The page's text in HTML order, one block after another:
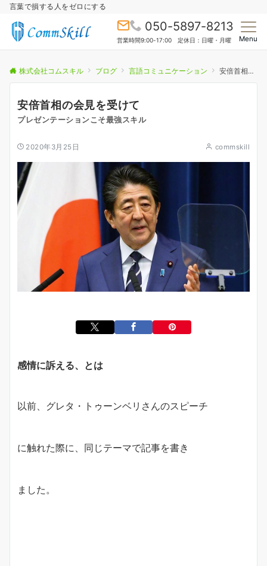
言葉で損する人をゼロにする
050-5897-8213
営業時間9:00-17:00 定休日：日曜・月曜 Menu
株式会社コムスキル ブログ 言語コミュニケーション 安倍首相の会見を受けて
安倍首相の会見を受けて
プレゼンテーションこそ最強スキル
2020年3月25日 commskill
感情に訴える、とは
以前、グレタ・トゥーンベリさんのスピーチ
に触れた際に、同じテーマで記事を書き
ました。